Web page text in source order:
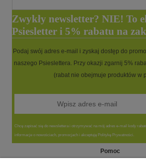
Zwykły newsletter? NIE! To
Psiesletter i 5% rabatu na
Podaj swój adres e-mail i zyskaj dostęp do
naszego Psieslettera. Przy okazji zgarnij 5%
(rabat nie obejmuje produktów w
Chcę zapisać się do newslettera i otrzymywać na mój adres e-mail kody
informacje o nowościach, promocjach i akceptuję Politykę Prywatności.
Pomoc